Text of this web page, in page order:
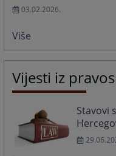
03.02.2026.
Više
Vijesti iz
Stavovi